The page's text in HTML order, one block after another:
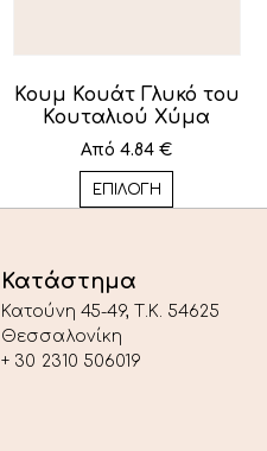
Κουμ Κουάτ Γλυκό του
Κουταλιού Χύμα
Από 4.84€
ΕΠΙΛΟΓΉ
Κατάστημα
Κατούνη 45-49, T.K. 54625
Θεσσαλονίκη
+ 30 2310 506019